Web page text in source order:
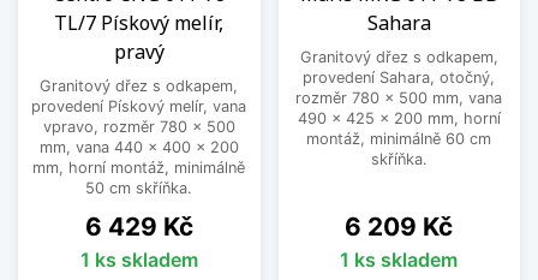
TL/7 Pískový melír,
pravý
Granitový dřez s odkapem,
provedení Pískový melír, vana
vpravo, rozměr 780 x 500
mm, vana 440 x 400 x 200
mm, horní montáž, minimálně
50 cm skříňka.
Cena
6 429 Kč
1 ks skladem
Sahara
Granitový dřez s odkapem,
provedení Sahara, otočný,
rozměr 780 x 500 mm, vana
490 x 425 x 200 mm, horní
montáž, minimálně 60 cm
skříňka.
Cena
6 209 Kč
1 ks skladem